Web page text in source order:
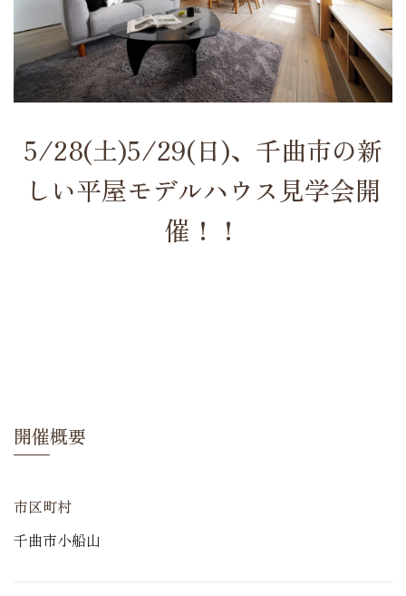
5/28(土)5/29(日)、千曲市の新
しい平屋モデルハウス見学会開
催！！
開催概要
市区町村
千曲市小船山